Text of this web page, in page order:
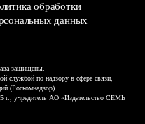
обработки
данных
защищены.
службой по надзору в сфере связи,
(Роскомнадзор).
г., учредитель АО «Издательство СЕМЬ